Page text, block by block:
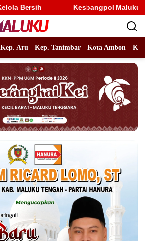
Kesbangpol Maluku Tengah Permudah
Kep. Aru Kep. Tanimbar Kota Ambon